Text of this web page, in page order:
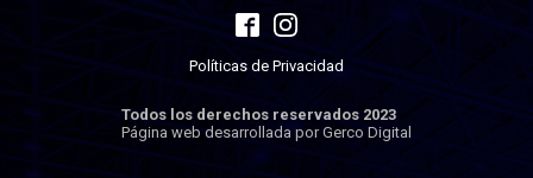
Políticas de Privacidad
Todos los derechos reservados 2023
Página web desarrollada por Gerco Digital